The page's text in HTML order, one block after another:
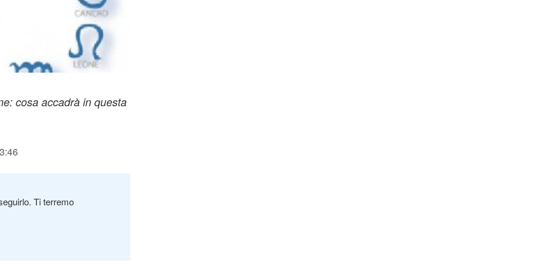
cosa accadrà in questa
Ti terremo